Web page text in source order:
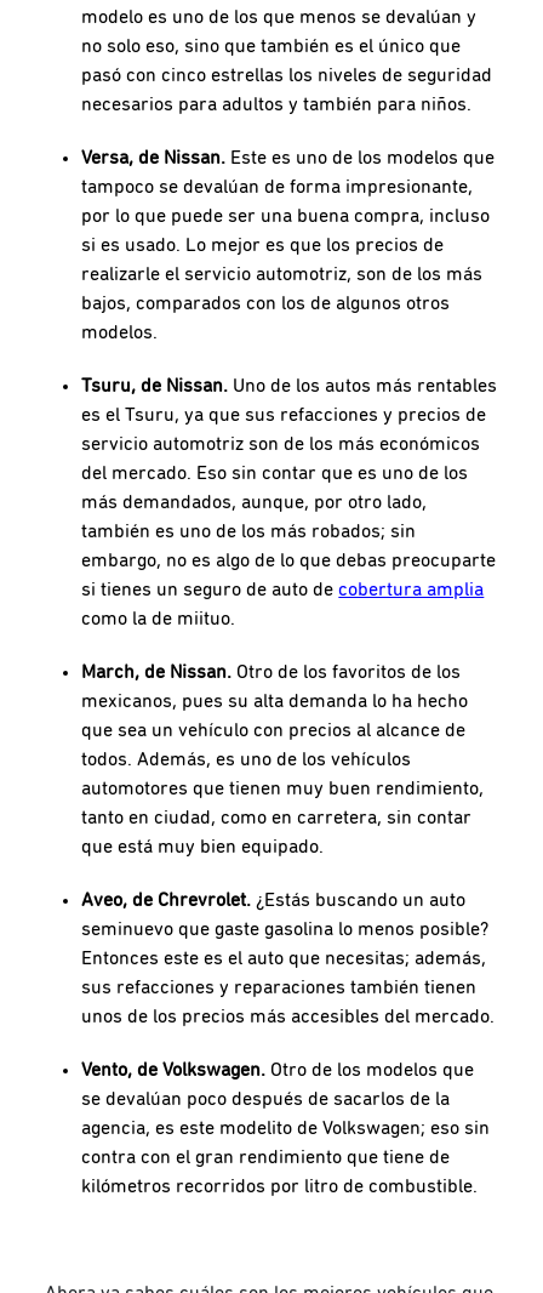
modelo es uno de los que menos se devalúan y
no solo eso, sino que también es el único que
pasó con cinco estrellas los niveles de seguridad
necesarios para adultos y también para niños.
Versa, de Nissan. Este es uno de los modelos que
tampoco se devalúan de forma impresionante,
por lo que puede ser una buena compra, incluso
si es usado. Lo mejor es que los precios de
realizarle el servicio automotriz, son de los más
bajos, comparados con los de algunos otros
modelos.
Tsuru, de Nissan. Uno de los autos más rentables
es el Tsuru, ya que sus refacciones y precios de
servicio automotriz son de los más económicos
del mercado. Eso sin contar que es uno de los
más demandados, aunque, por otro lado,
también es uno de los más robados; sin
embargo, no es algo de lo que debas preocuparte
si tienes un seguro de auto decobertura amplia
como la de miituo.
March, de Nissan. Otro de los favoritos de los
mexicanos, pues su alta demanda lo ha hecho
que sea un vehículo con precios al alcance de
todos. Además, es uno de los vehículos
automotores que tienen muy buen rendimiento,
tanto en ciudad, como en carretera, sin contar
que está muy bien equipado.
Aveo, de Chrevrolet. ¿Estás buscando un auto
seminuevo que gaste gasolina lo menos posible?
Entonces este es el auto que necesitas; además,
sus refacciones y reparaciones también tienen
unos de los precios más accesibles del mercado.
Vento, de Volkswagen. Otro de los modelos que
se devalúan poco después de sacarlos de la
agencia, es este modelito de Volkswagen; eso sin
contra con el gran rendimiento que tiene de
kilómetros recorridos por litro de combustible.